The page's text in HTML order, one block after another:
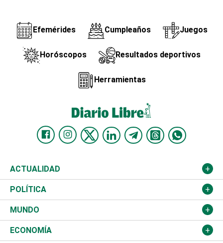
Efemérides Cumpleaños Juegos
Horóscopos Resultados deportivos
Herramientas
ACTUALIDAD
Nacional
Ciudad
Educación
POLÍTICA
Partidos
JCE
MUNDO
Estados Unidos
ECONOMÍA